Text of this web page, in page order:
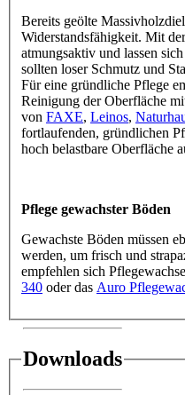
Bereits geölte
Widerstandsfähigkeit. Mit
atmungsaktiv und lassen
sollten loser Schmutz und
Für eine gründliche Pflege
Reinigung der Oberfläche
von FAXE, Leinos,
fortlaufenden, gründlichen
hoch belastbare Oberfläche
Pflege gewachster Böden
Gewachste Böden müssen
werden, um frisch und
empfehlen sich
340 oder das Auro
Downloads